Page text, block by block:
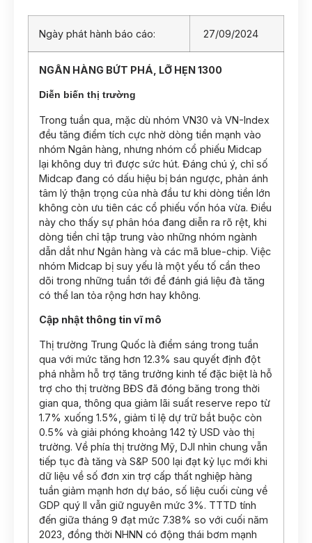
Ngày phát hành báo cáo: 27/09/2024
NGÂN HÀNG BỨT PHÁ, LỠ HẸN 1300
Diễn biến thị trường
Trong tuần qua, mặc dù nhóm VN30 và VN-Index
đều tăng điểm tích cực nhờ dòng tiền mạnh vào
nhóm Ngân hàng, nhưng nhóm cổ phiếu Midcap
lại không duy trì được sức hút. Đáng chú ý, chỉ số
Midcap đang có dấu hiệu bị bán ngược, phản ánh
tâm lý thận trọng của nhà đầu tư khi dòng tiền lớn
không còn ưu tiên các cổ phiếu vốn hóa vừa. Điều
này cho thấy sự phân hóa đang diễn ra rõ rệt, khi
dòng tiền chỉ tập trung vào những nhóm ngành
dẫn dắt như Ngân hàng và các mã blue-chip. Việc
nhóm Midcap bị suy yếu là một yếu tố cần theo
dõi trong những tuần tới để đánh giá liệu đà tăng
có thể lan tỏa rộng hơn hay không.
Cập nhật thông tin vĩ mô
Thị trường Trung Quốc là điểm sáng trong tuần
qua với mức tăng hơn 12.3% sau quyết định đột
phá nhằm hỗ trợ tăng trưởng kinh tế đặc biệt là hỗ
trợ cho thị trường BĐS đã đóng băng trong thời
gian qua, thông qua giảm lãi suất reserve repo từ
1.7% xuống 1.5%, giảm tỉ lệ dự trữ bắt buộc còn
0.5% và giải phóng khoảng 142 tỷ USD vào thị
trường. Về phía thị trường Mỹ, DJI nhìn chung vẫn
tiếp tục đà tăng và S&P 500 lại đạt kỷ lục mới khi
dữ liệu về số đơn xin trợ cấp thất nghiệp hàng
tuần giảm mạnh hơn dự báo, số liệu cuối cùng về
GDP quý II vẫn giữ nguyên mức 3%. TTTD tính
đến giữa tháng 9 đạt mức 7.38% so với cuối năm
2023, đồng thời NHNN có động thái bơm mạnh